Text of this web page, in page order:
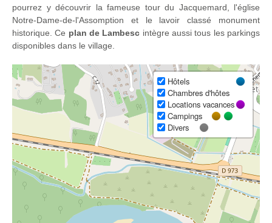
pourrez y découvrir la fameuse tour du Jacquemard, l'église
Notre-Dame-de-l'Assomption et le lavoir classé monument
historique. Ce plan de Lambesc intègre aussi tous les parkings
disponibles dans le village.
Hôtels
Chambres d'hôtes
Locations vacances
Campings
Divers